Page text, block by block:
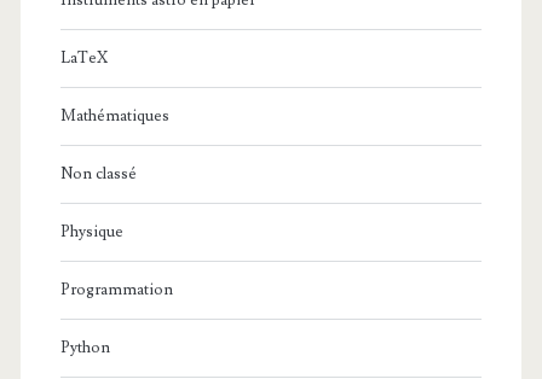
LaTeX
Mathématiques
Non classé
Physique
Programmation
Python